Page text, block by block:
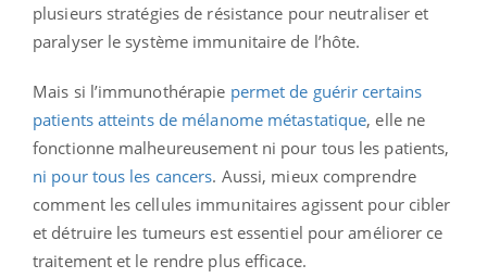
plusieurs stratégies de résistance pour neutraliser et
paralyser le système immunitaire de l’hôte.
Mais si l’immunothérapie permet de guérir certains
patients atteints de mélanome métastatique, elle ne
fonctionne malheureusement ni pour tous les patients,
ni pour tous les cancers. Aussi, mieux comprendre
comment les cellules immunitaires agissent pour cibler
et détruire les tumeurs est essentiel pour améliorer ce
traitement et le rendre plus efficace.